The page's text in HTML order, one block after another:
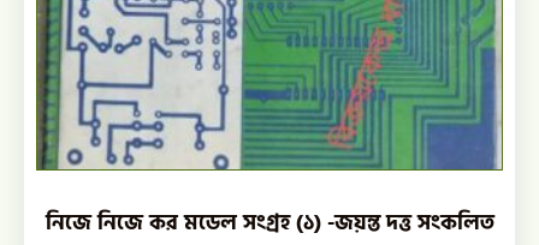
নিজে নিজে কর মডেল সংগ্রহ (১) -জয়ন্ত দত্ত সংকলিত